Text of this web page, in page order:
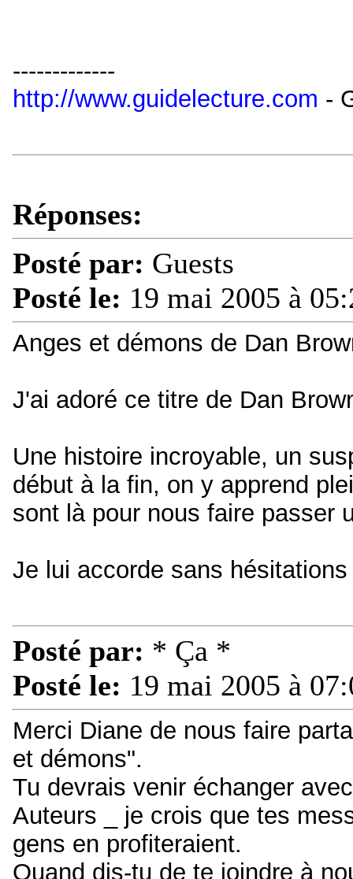
-------------
http://www.guidelecture.com -
Réponses:
Posté par: Guests
Posté le: 19 mai 2005 à
Anges et démons de Dan
J'ai adoré ce titre de Dan
Une histoire incroyable, un
début à la fin, on y apprend
sont là pour nous faire passer
Je lui accorde sans
Posté par: * Ça *
Posté le: 19 mai 2005 à
Merci Diane de nous faire
et démons".
Tu devrais venir échanger
Auteurs _ je crois que tes
gens en profiteraient.
Quand dis-tu de te joindre à